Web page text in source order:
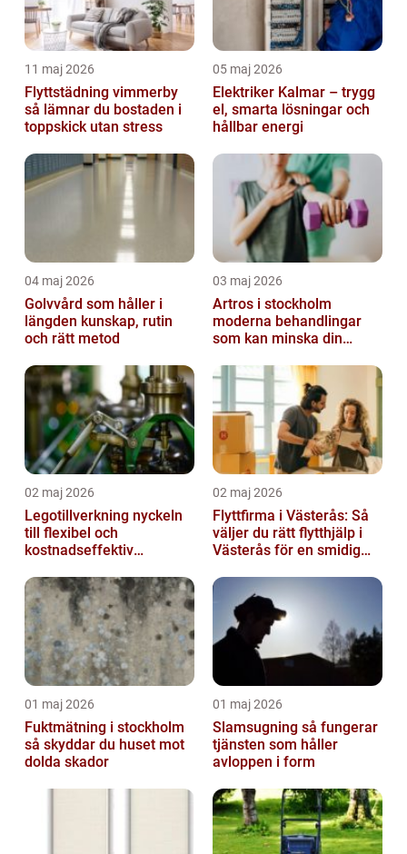
11 maj 2026
Flyttstädning vimmerby
så lämnar du bostaden i
toppskick utan stress
05 maj 2026
Elektriker Kalmar – trygg
el, smarta lösningar och
hållbar energi
04 maj 2026
Golvvård som håller i
längden kunskap, rutin
och rätt metod
03 maj 2026
Artros i stockholm
moderna behandlingar
som kan minska din
02 maj 2026
Legotillverkning nyckeln
till flexibel och
kostnadseffektiv
02 maj 2026
Flyttfirma i Västerås: Så
väljer du rätt flytthjälp i
Västerås för en smidig
01 maj 2026
Fuktmätning i stockholm
så skyddar du huset mot
dolda skador
01 maj 2026
Slamsugning så fungerar
tjänsten som håller
avloppen i form